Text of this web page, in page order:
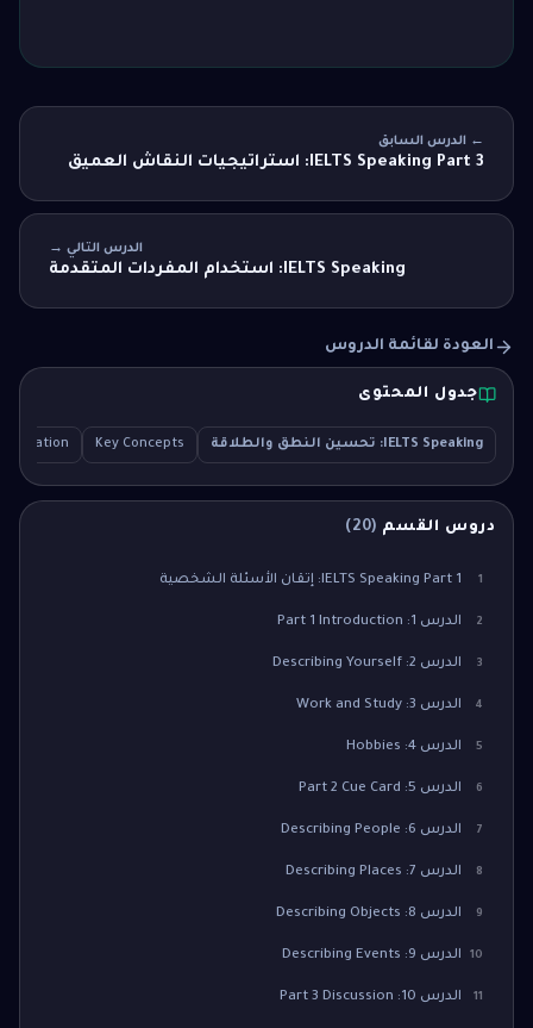
← الدرس السابق
IELTS Speaking Part 3: استراتيجيات النقاش العميق
الدرس التالي →
IELTS Speaking: استخدام المفردات المتقدمة
العودة لقائمة الدروس
جدول المحتوى
IELTS Speaking: تحسين النطق والطلاقة Key Concepts
دروس القسم (
20
)
1 IELTS Speaking Part 1: إتقان الأسئلة الشخصية
2 الدرس 1: Part 1 Introduction
3 الدرس 2: Describing Yourself
4 الدرس 3: Work and Study
5 الدرس 4: Hobbies
6 الدرس 5: Part 2 Cue Card
7 الدرس 6: Describing People
8 الدرس 7: Describing Places
9 الدرس 8: Describing Objects
10 الدرس 9: Describing Events
11 الدرس 10: Part 3 Discussion